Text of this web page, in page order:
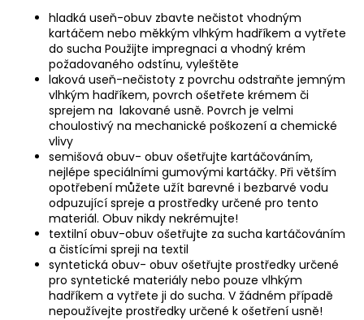
hladká useň-obuv zbavte nečistot vhodným
kartáčem nebo měkkým vlhkým hadříkem a vytřete
do sucha Použijte impregnaci a vhodný krém
požadovaného odstínu, vyleštěte
laková useň-nečistoty z povrchu odstraňte jemným
vlhkým hadříkem, povrch ošetřete krémem či
sprejem na lakované usně. Povrch je velmi
choulostivý na mechanické poškození a chemické
vlivy
semišová obuv- obuv ošetřujte kartáčováním,
nejlépe speciálními gumovými kartáčky. Při větším
opotřebení můžete užít barevné i bezbarvé vodu
odpuzující spreje a prostředky určené pro tento
materiál. Obuv nikdy nekrémujte!
textilní obuv-obuv ošetřujte za sucha kartáčováním
a čistícími spreji na textil
syntetická obuv- obuv ošetřujte prostředky určené
pro syntetické materiály nebo pouze vlhkým
hadříkem a vytřete ji do sucha. V žádném případě
nepoužívejte prostředky určené k ošetření usně!
HLEDAT